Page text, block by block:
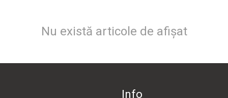
Nu există articole de afișat
Info